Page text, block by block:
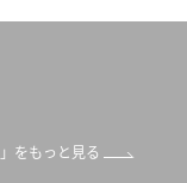
をもっと見る